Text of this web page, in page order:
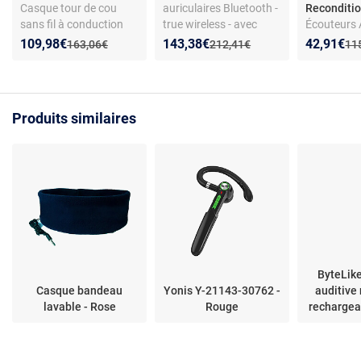
Casque tour de cou
sans fil à conduction
osseuse - conception
charge rapide
Ancien prix :
163,06€
Nouveau prix :
109,98€
Réduction de :
auriculaires Bluetooth -
true wireless - avec
micro - réduction de
Ancien prix :
212,41€
Nouveau prix :
143,38€
Réduction de :
Écouteurs
AirPods -
Nouveau
42,91€
Produits similaires
Casque bandeau
lavable - Rose
Yonis Y-21143-30762 -
Rouge
auditive